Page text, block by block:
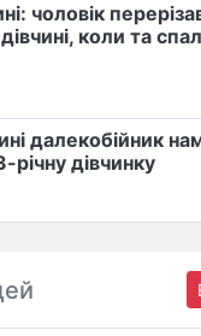
чоловік
коли та
далекобійник
річну дівчинку